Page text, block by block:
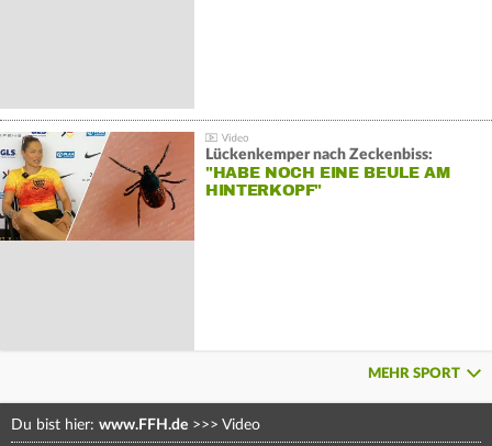
Lückenkemper nach Zeckenbiss:
"HABE NOCH EINE BEULE AM
HINTERKOPF"
MEHR SPORT
Du bist hier: www.FFH.de >>> Video